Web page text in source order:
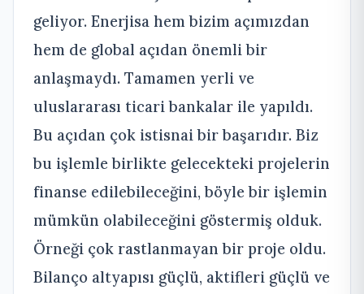
geliyor. Enerjisa hem bizim açımızdan
hem de global açıdan önemli bir
anlaşmaydı. Tamamen yerli ve
uluslararası ticari bankalar ile yapıldı.
Bu açıdan çok istisnai bir başarıdır. Biz
bu işlemle birlikte gelecekteki projelerin
finanse edilebileceğini, böyle bir işlemin
mümkün olabileceğini göstermiş olduk.
Örneği çok rastlanmayan bir proje oldu.
Bilanço altyapısı güçlü, aktifleri güçlü ve